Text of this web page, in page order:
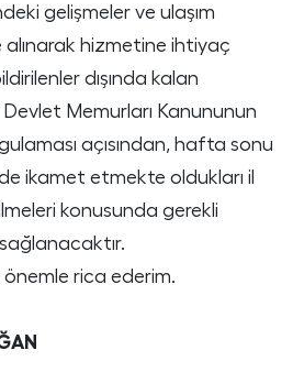
gelişmeler ve ulaşım
alınarak hizmetine ihtiyaç
dışında kalan
Devlet Memurları Kanununun
açısından, hafta sonu
ikamet etmekte oldukları il
konusunda gerekli
önemle rica ederim.